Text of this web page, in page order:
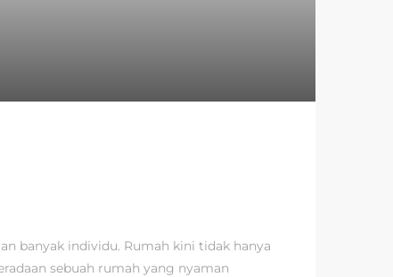
banyak individu. Rumah kini tidak hanya
sebuah rumah yang nyaman